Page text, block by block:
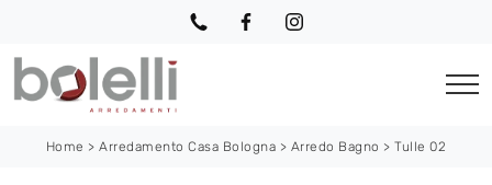
Home >Arredamento Casa Bologna > Arredo Bagno >Tulle 02